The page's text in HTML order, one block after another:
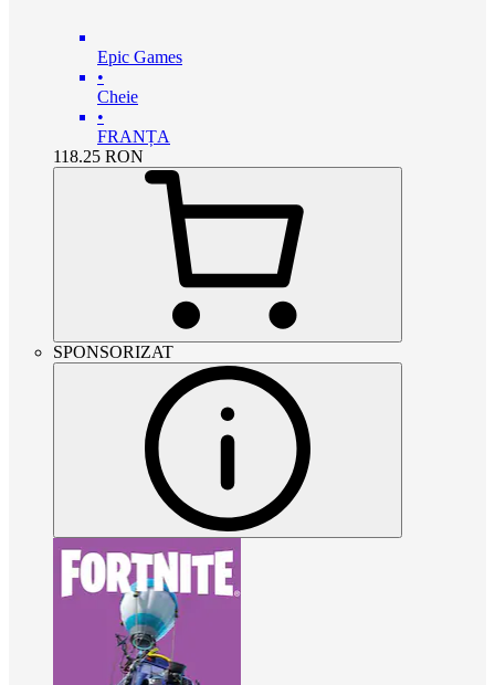
Epic Games
•
Cheie
•
FRANȚA
118.25 RON
SPONSORIZAT